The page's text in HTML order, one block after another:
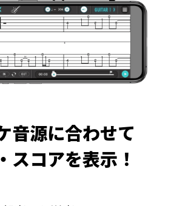
音源に合わせて
スコアを表示！